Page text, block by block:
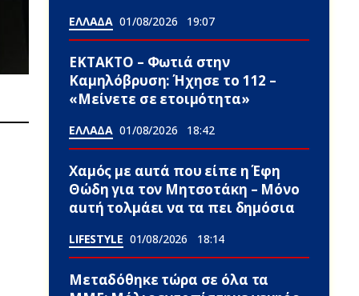
ΕΛΛΑΔΑ 01/08/2026 19:07
ΕΚΤΑΚΤΟ – Φωτιά στην
Καμηλόβρυση: Ήχησε το 112 –
«Μείνετε σε ετοιμότητα»
ΕΛΛΑΔΑ 01/08/2026 18:42
Χαμός με αuτά που είπε η Έφη
Θώδη για τον Μητσοτάκη – Μόνο
αuτή τολμάει να τα πει δημόσια
LIFESTYLE 01/08/2026 18:14
Μεταδόθηκε τώρα σε όλα τα